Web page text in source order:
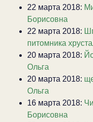
22 марта 2018:
Борисовна
22 марта 2018:
питомника
20 марта 2018:
Ольга
20 марта 2018:
Ольга
16 марта 2018:
Борисовна